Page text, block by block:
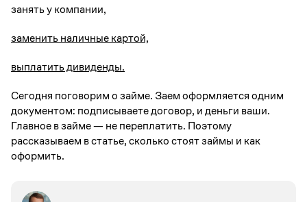
занять у компании,
заменить наличные картой,
выплатить дивиденды.
Сегодня поговорим о займе. Заем оформляется одним
документом: подписываете договор, и деньги ваши.
Главное в займе — не переплатить. Поэтому
рассказываем в статье, сколько стоят займы и как
оформить.